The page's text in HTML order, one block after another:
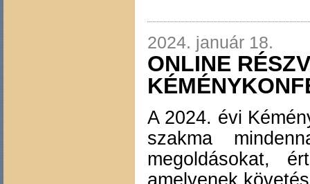
2024. január 18.
ONLINE
A 2024. évi
szakma
megoldásokat,
amelyenek